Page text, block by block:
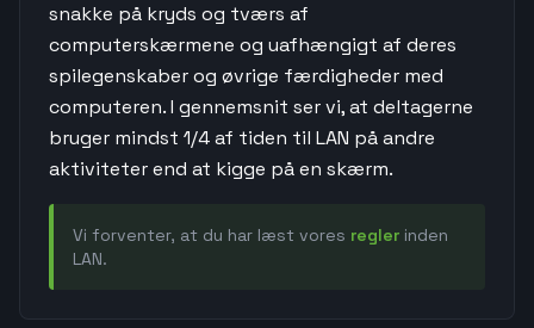
snakke på kryds og tværs af
computerskærmene og uafhængigt af deres
spilegenskaber og øvrige færdigheder med
computeren. I gennemsnit ser vi, at deltagerne
bruger mindst 1/4 af tiden til LAN på andre
aktiviteter end at kigge på en skærm.
Vi forventer, at du har læst vores regler inden
LAN.